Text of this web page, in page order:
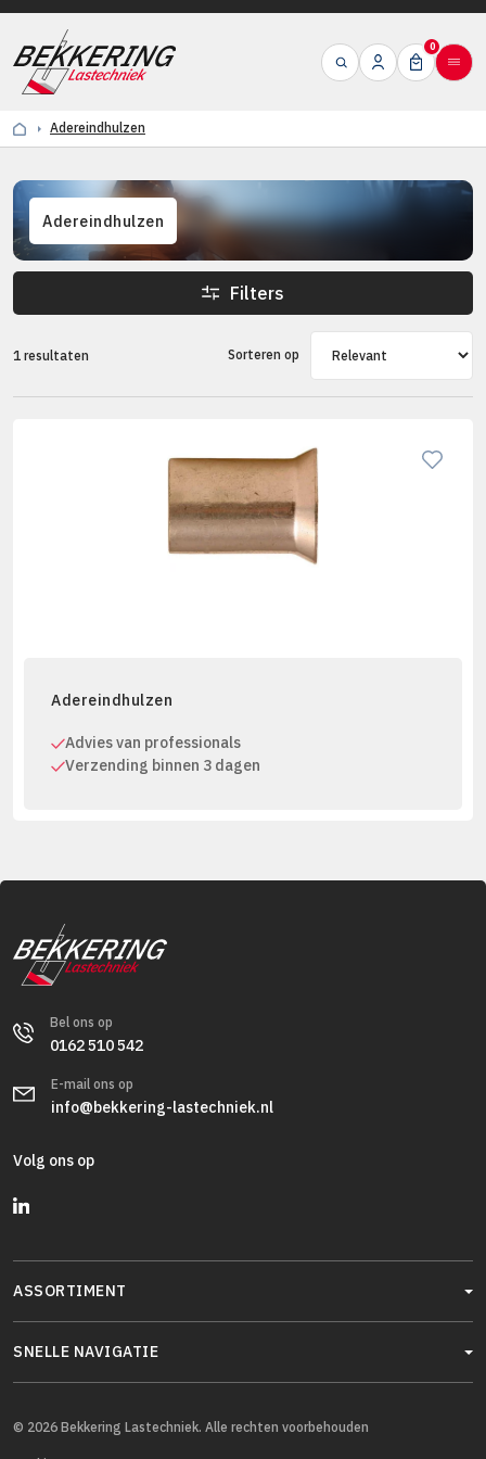
0
Adereindhulzen
Adereindhulzen
Filters
1 resultaten Sorteren op
Adereindhulzen
Advies van professionals
Verzending binnen 3 dagen
Bel ons op
0162 510 542
E-mail ons op
info@bekkering-lastechniek.nl
Volg ons op
ASSORTIMENT
SNELLE NAVIGATIE
© 2026 Bekkering Lastechniek. Alle rechten voorbehouden